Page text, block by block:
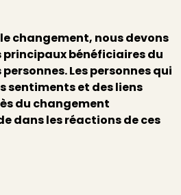
changement, nous devons
principaux bénéficiaires du
Les personnes qui
sentiments et des liens
du changement
dans les réactions de ces